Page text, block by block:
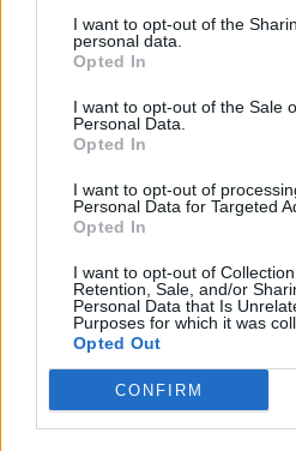
I want to opt-out of the
personal data.
Opted In
I want to opt-out of the Sale
Personal Data.
Opted In
I want to opt-out of
Personal Data for Targeted
Opted In
I want to opt-out of
Retention, Sale, and/or
Personal Data that Is
Purposes for which it was
Opted Out
CONFIRM
A resposta a esta pergunta:
M A C
Mais respostas deste
"Se" em inglês
__, dos, tres, canta Ricky Martin
Televisor
Parte da calça onde se coloca o
É desse ingrediente que vem a